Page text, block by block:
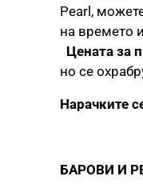
Pearl,
на времето
Цената за
но се
Нарачките
БАРОВИ И